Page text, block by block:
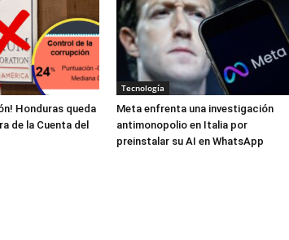
Honduras queda
de la Cuenta del
Tecnología
Meta enfrenta una investigación
antimonopolio en Italia por
preinstalar su AI en WhatsApp